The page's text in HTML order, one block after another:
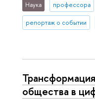
Наука профессора
репортаж о событии
общества в